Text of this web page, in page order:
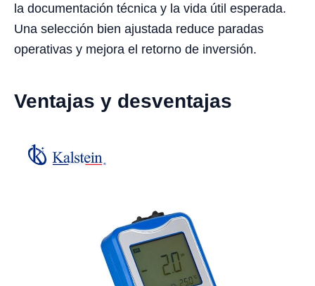
la documentación técnica y la vida útil esperada.
Una selección bien ajustada reduce paradas
operativas y mejora el retorno de inversión.
Ventajas y desventajas